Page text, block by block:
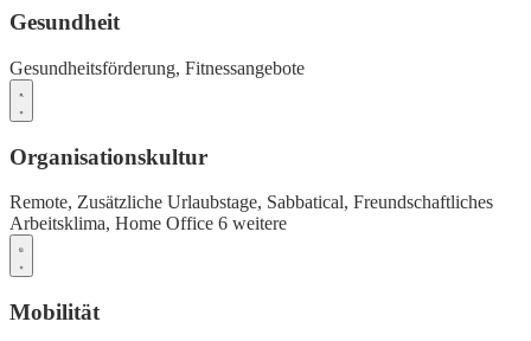
Gesundheit
Gesundheitsförderung, Fitnessangebote
Organisationskultur
Remote, Zusätzliche Urlaubstage, Sabbatical, Freundschaftliches
Arbeitsklima, Home Office 6 weitere
Mobilität